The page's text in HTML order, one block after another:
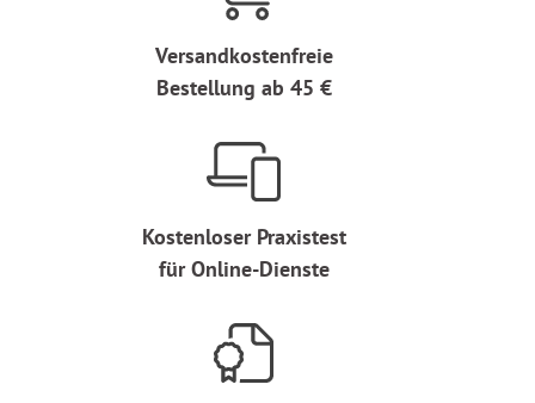
Versandkostenfreie
Bestellung ab 45 €
Kostenloser Praxistest
für Online-Dienste